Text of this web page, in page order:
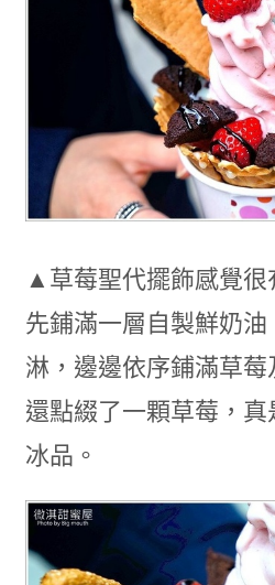
▲草莓聖代擺飾感覺很
先鋪滿一層自製鮮奶
淋，邊邊依序鋪滿草
還點綴了一顆草莓，
冰品。